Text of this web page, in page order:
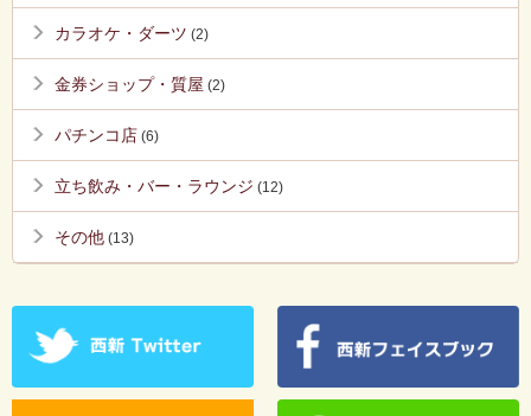
カラオケ・ダーツ (2)
金券ショップ・質屋 (2)
パチンコ店 (6)
立ち飲み・バー・ラウンジ (12)
その他 (13)